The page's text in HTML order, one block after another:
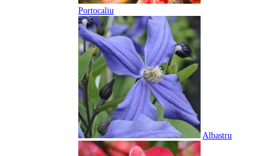
Portocaliu
Albastru